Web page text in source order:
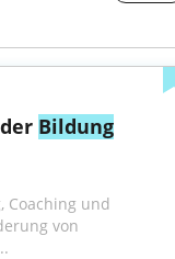
Bildung
Coaching und
von